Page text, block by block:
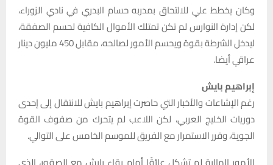
وكان يخطط علي للالتحاق بمدربه حسام البدري في نادي الزوراء،
لكن إدارة النوارس لم تكن تمتلك الأموال الكافية لحسم الصفقة،
ليدخل الشرطة بقوة ويحسم الأمور لصالحه، مقابل 450 مليون دينار
عراقي أيضا.
إبراهيم بايش
رغم الإشاعات والأخبار التي حاصرت إبراهيم بايش للانتقال إلى إحدى
دوريات الخليج العربي، لكن اللاعب لم يتحرك من صفوف القوة
الجوية، وقرر الاستمرار مع الفريق للموسم الخامس على التوالي.